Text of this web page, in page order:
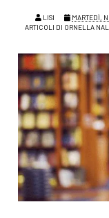
LISI MARTEDÌ,
ARTICOLI DI ORNELLA